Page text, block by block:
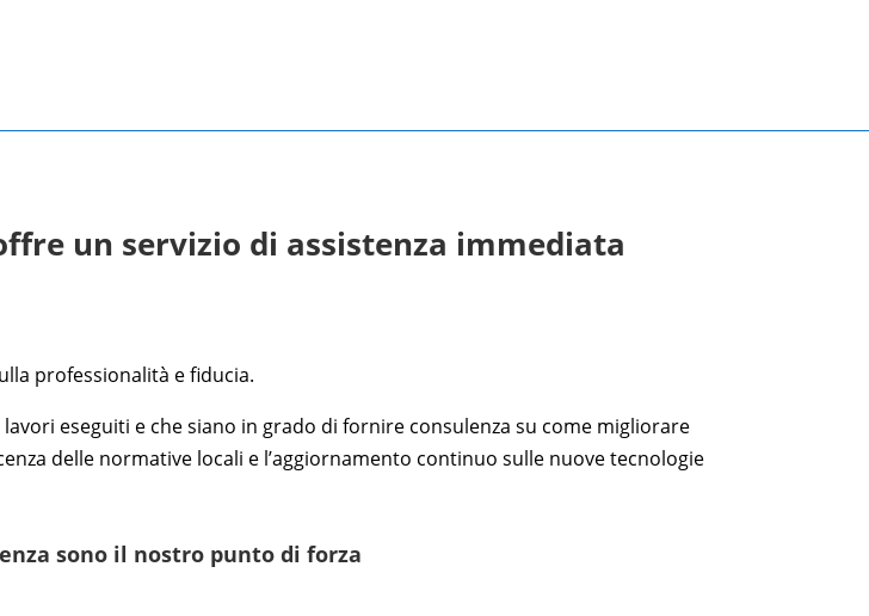
un servizio di assistenza immediata
professionalità e fiducia.
eseguiti e che siano in grado di fornire consulenza su come migliorare
delle normative locali e l’aggiornamento continuo sulle nuove tecnologie
sono il nostro punto di forza